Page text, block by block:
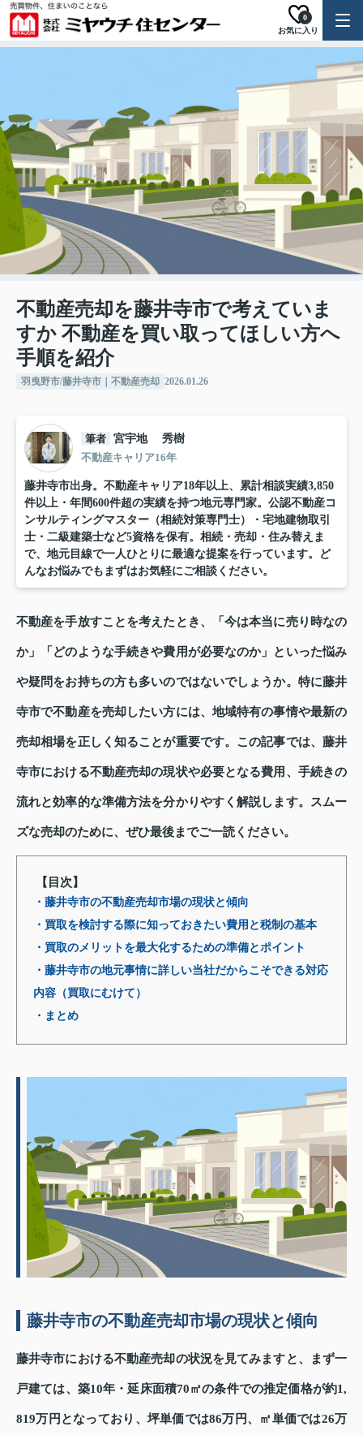
お気に入り
0
不動産売却を藤井寺市で考えていま
すか 不動産を買い取ってほしい方へ
手順を紹介
羽曳野市/藤井寺市｜不動産売却 2026.01.26
筆者 宮宇地 秀樹
不動産キャリア16年
藤井寺市出身。不動産キャリア18年以上、累計相談実績3,850
件以上・年間600件超の実績を持つ地元専門家。公認不動産コ
ンサルティングマスター（相続対策専門士）・宅地建物取引
士・二級建築士など5資格を保有。相続・売却・住み替えま
で、地元目線で一人ひとりに最適な提案を行っています。ど
んなお悩みでもまずはお気軽にご相談ください。
不動産を手放すことを考えたとき、「今は本当に売り時なの
か」「どのような手続きや費用が必要なのか」といった悩み
や疑問をお持ちの方も多いのではないでしょうか。特に藤井
寺市で不動産を売却したい方には、地域特有の事情や最新の
売却相場を正しく知ることが重要です。この記事では、藤井
寺市における不動産売却の現状や必要となる費用、手続きの
流れと効率的な準備方法を分かりやすく解説します。スムー
ズな売却のために、ぜひ最後までご一読ください。
【目次】
・藤井寺市の不動産売却市場の現状と傾向
・買取を検討する際に知っておきたい費用と税制の基本
・買取のメリットを最大化するための準備とポイント
・藤井寺市の地元事情に詳しい当社だからこそできる対応
内容（買取にむけて）
・まとめ
藤井寺市の不動産売却市場の現状と傾向
藤井寺市における不動産売却の状況を見てみますと、まず一
戸建ては、築10年・延床面積70㎡の条件での推定価格が約1,
819万円となっており、坪単価では86万円、㎡単価では26万